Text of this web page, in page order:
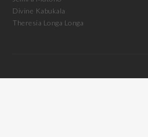
Divine Kabukala
Theresia Longa Longa